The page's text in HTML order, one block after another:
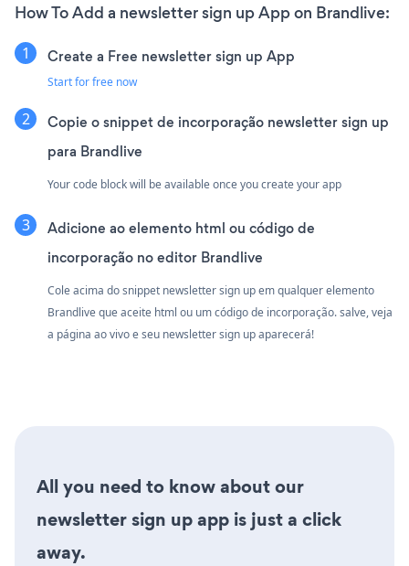
How To Add a newsletter sign up App on Brandlive:
Create a Free newsletter sign up App
Start for free now
Copie o snippet de incorporação newsletter sign up
para Brandlive
Your code block will be available once you create your app
Adicione ao elemento html ou código de
incorporação no editor Brandlive
Cole acima do snippet newsletter sign up em qualquer elemento
Brandlive que aceite html ou um código de incorporação. salve, veja
a página ao vivo e seu newsletter sign up aparecerá!
All you need to know about our
newsletter sign up app is just a click
away.